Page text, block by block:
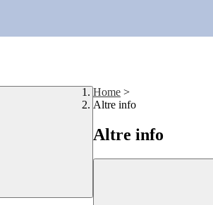
Home >
Altre info
Altre info